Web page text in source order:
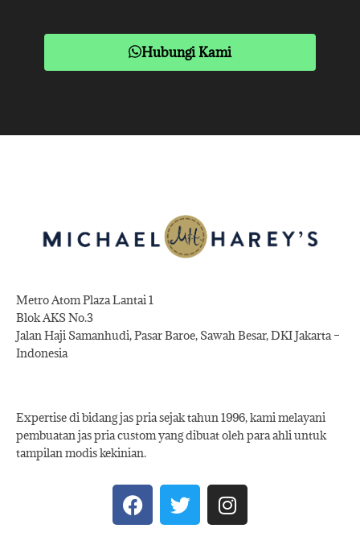
Hubungi Kami
Metro Atom Plaza Lantai 1
Blok AKS No.3
Jalan Haji Samanhudi, Pasar Baroe, Sawah Besar, DKI Jakarta –
Indonesia
Expertise di bidang jas pria sejak tahun 1996, kami melayani
pembuatan jas pria custom yang dibuat oleh para ahli untuk
tampilan modis kekinian.